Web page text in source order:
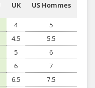
UK US Hommes
4
5
4.5
5.5
5
6
6
7
6.5
7.5